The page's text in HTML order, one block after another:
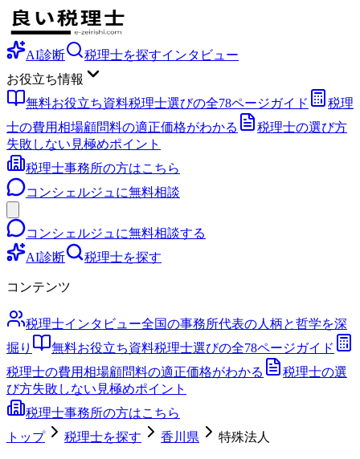
AI診断 税理士を探すインタビュー
お役立ち情報
無料お役立ち資料税理士選びの全78ページガイド
税理
士の費用相場顧問料の適正価格がわかる
税理士の選び方
失敗しない見極めポイント
税理士事務所の方はこちら
コンシェルジュに無料相談
コンシェルジュに無料相談する
AI診断
税理士を探す
コンテンツ
税理士インタビュー全国の事務所代表の人柄と哲学を深
掘り
無料お役立ち資料税理士選びの全78ページガイド
税理士の費用相場顧問料の適正価格がわかる
税理士の選
び方失敗しない見極めポイント
税理士事務所の方はこちら
トップ
税理士を探す 香川県 特殊法人